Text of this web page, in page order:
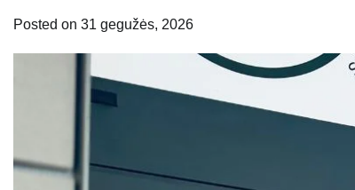
Posted on 31 gegužės, 2026